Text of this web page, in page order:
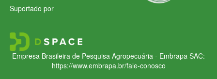
Suportado por
Empresa Brasileira de Pesquisa Agropecuária - Embrapa SAC:
https://www.embrapa.br/fale-conosco